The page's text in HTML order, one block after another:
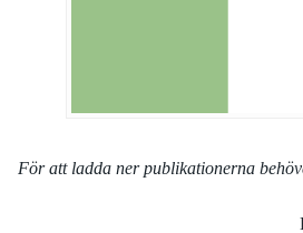
För att ladda ner publikationerna